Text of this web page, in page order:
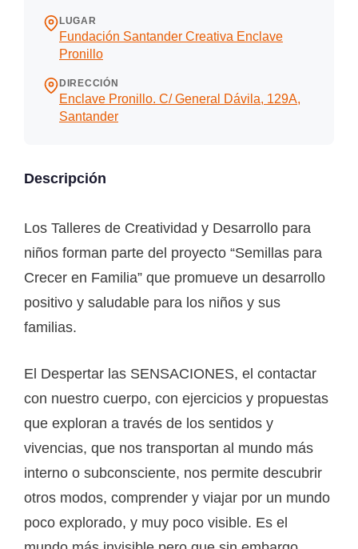
LUGAR
Fundación Santander Creativa Enclave
Pronillo
DIRECCIÓN
Enclave Pronillo. C/ General Dávila, 129A,
Santander
Descripción
Los Talleres de Creatividad y Desarrollo para
niños forman parte del proyecto “Semillas para
Crecer en Familia” que promueve un desarrollo
positivo y saludable para los niños y sus
familias.
El Despertar las SENSACIONES, el contactar
con nuestro cuerpo, con ejercicios y propuestas
que exploran a través de los sentidos y
vivencias, que nos transportan al mundo más
interno o subconsciente, nos permite descubrir
otros modos, comprender y viajar por un mundo
poco explorado, y muy poco visible. Es el